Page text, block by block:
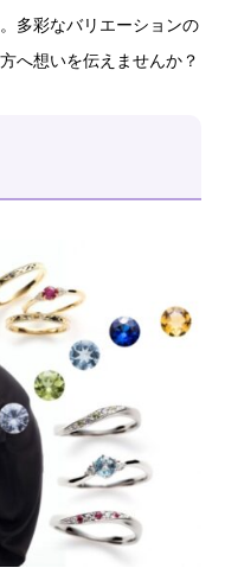
多彩なバリエーションの
へ想いを伝えませんか？